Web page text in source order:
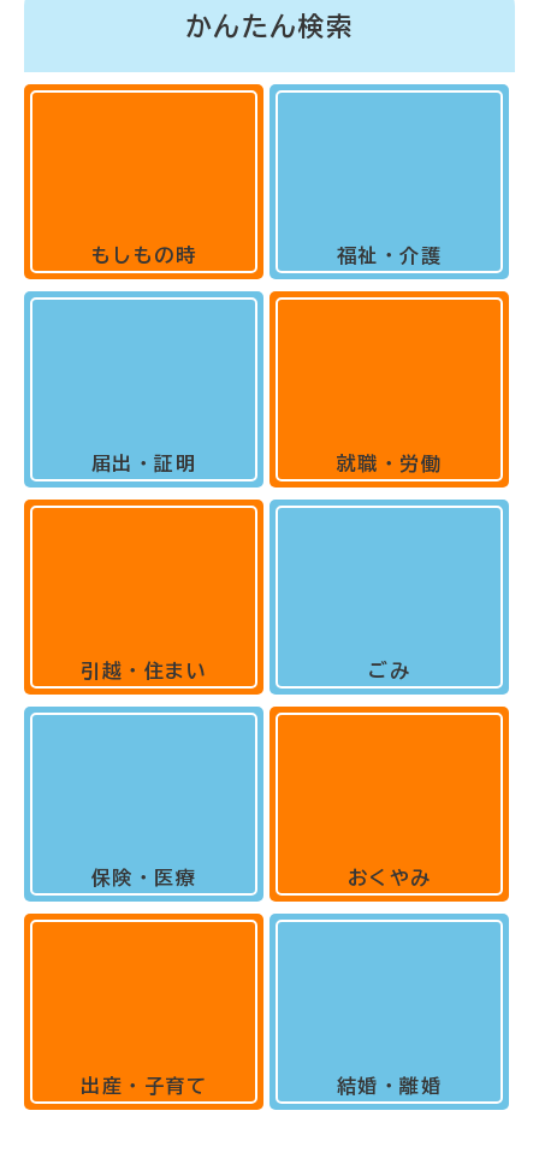
かんたん検索
もしもの時
届出・証明
引越・住まい
保険・医療
出産・子育て
福祉・介護
就職・労働
ごみ
おくやみ
結婚・離婚